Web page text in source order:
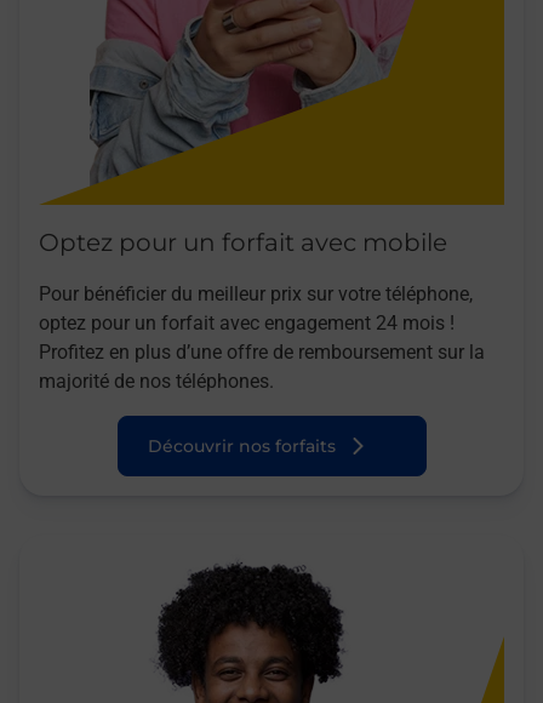
Optez pour un forfait avec mobile
Pour bénéficier du meilleur prix sur votre téléphone,
optez pour un forfait avec engagement 24 mois !
Profitez en plus d’une offre de remboursement sur la
majorité de nos téléphones.
Découvrir nos forfaits